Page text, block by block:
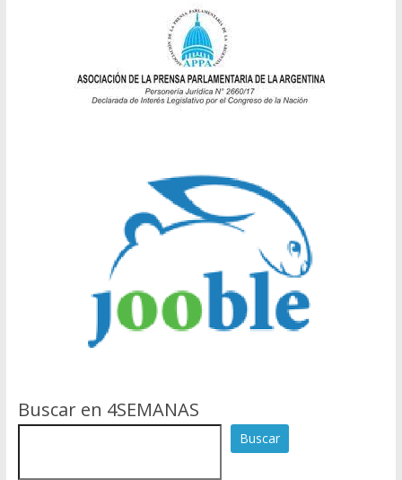
Buscar en 4SEMANAS
Buscar